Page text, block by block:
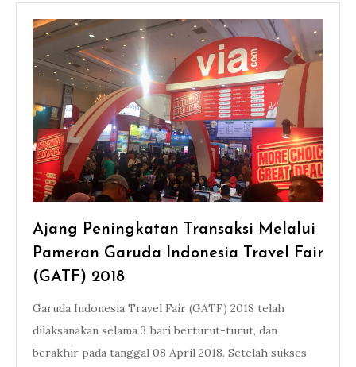
Ajang Peningkatan Transaksi Melalui
Pameran Garuda Indonesia Travel Fair
(GATF) 2018
Garuda Indonesia Travel Fair (GATF) 2018 telah
dilaksanakan selama 3 hari berturut-turut, dan
berakhir pada tanggal 08 April 2018. Setelah sukses